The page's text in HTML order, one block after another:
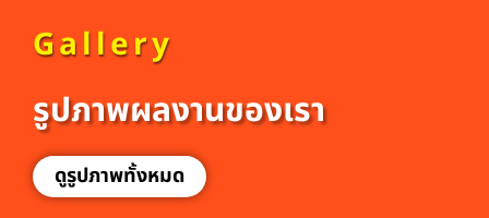
Gallery
รูปภาพผลงานของเรา
ดูรูปภาพทั้งหมด